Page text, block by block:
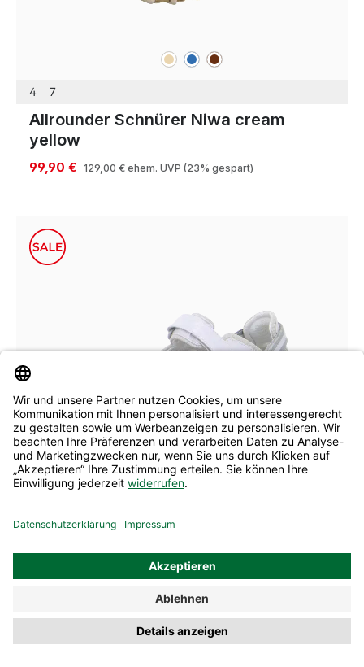
beigeblau braun
4 7
Allrounder Schnürer Niwa cream
yellow
99,90 € 129,00 € ehem. UVP (23% gespart)
Allrounder Slipper Niro offwhite
89,90 € 119,00 €ehem. UVP(24% gespart)